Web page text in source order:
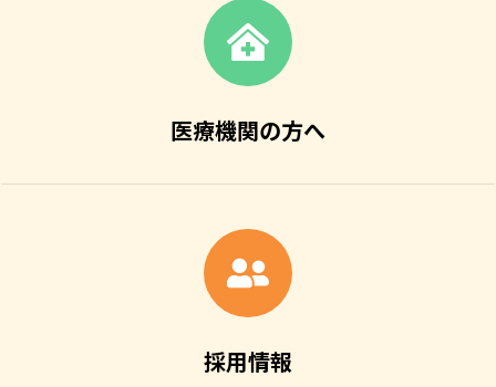
医療機関の方へ
採用情報